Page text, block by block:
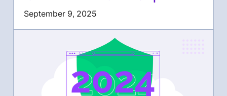
September 9, 2025